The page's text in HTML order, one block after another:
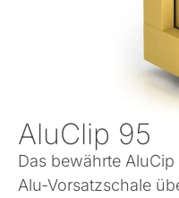
AluClip 95
Das bewährte
Alu-Vorsatzschale